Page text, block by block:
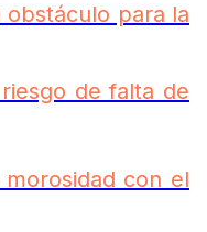
para la
de falta de
con el